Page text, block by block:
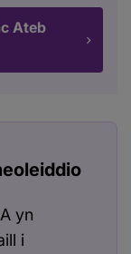
Ateb
yn
i